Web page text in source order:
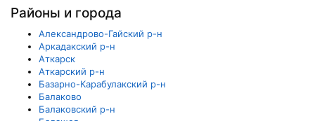
Районы и города
Александрово-Гайский р-н
Аркадакский р-н
Аткарск
Аткарский р-н
Базарно-Карабулакский р-н
Балаково
Балаковский р-н